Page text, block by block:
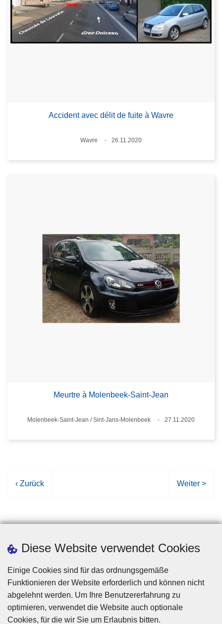
Diese Website verwendet Cookies
Einige Cookies sind für das ordnungsgemäße
Funktionieren der Website erforderlich und können nicht
abgelehnt werden. Um Ihre Benutzererfahrung zu
optimieren, verwendet die Website auch optionale
Cookies, für die wir Sie um Erlaubnis bitten.
Accident avec délit de fuite à Wavre
Standort
Wavre
26.11.2020
Meurtre à Molenbeek-Saint-Jean
Standort
Molenbeek-Saint-Jean / Sint-Jans-Molenbeek
27.11.2020
V
h
g
e
S
e
i
‹ Zurück
N
h
t
e
i
t
Weiter >
Disclaimer